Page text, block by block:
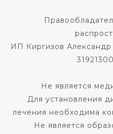
ИП Киргизов
Не является
Для установления
лечения необходима
Не является